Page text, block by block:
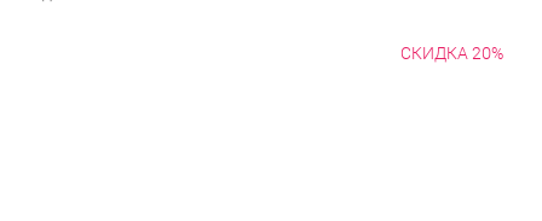
СКИДКА 20%